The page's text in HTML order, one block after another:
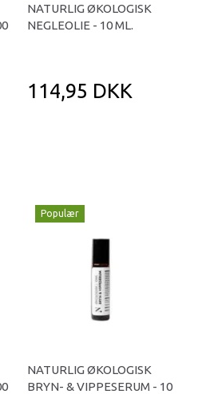
NATURLIG ØKOLOGISK
NEGLEOLIE - 10 ML.
114,95 DKK
Populær
NATURLIG ØKOLOGISK
BRYN- & VIPPESERUM - 10